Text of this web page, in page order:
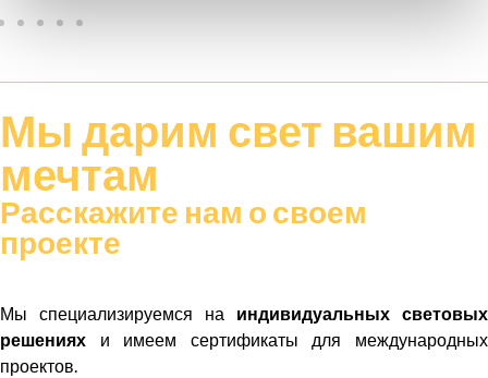
Мы дарим свет вашим
мечтам
Расскажите нам о своем
проекте
Мы специализируемся на индивидуальных световых
решениях и имеем сертификаты для международных
проектов.